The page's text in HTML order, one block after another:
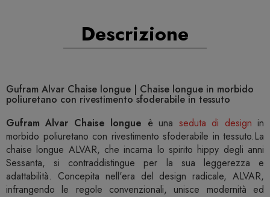
Descrizione
Gufram Alvar Chaise longue | Chaise longue in morbido
poliuretano con rivestimento sfoderabile in tessuto
Gufram Alvar Chaise longue è una seduta di design in
morbido poliuretano con rivestimento sfoderabile in tessuto.La
chaise longue ALVAR, che incarna lo spirito hippy degli anni
Sessanta, si contraddistingue per la sua leggerezza e
adattabilità. Concepita nell'era del design radicale, ALVAR,
infrangendo le regole convenzionali, unisce modernità ed